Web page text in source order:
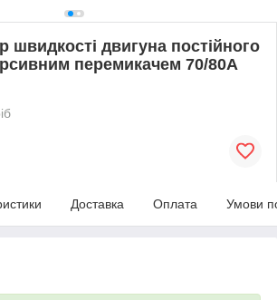
швидкості двигуна постійного
перемикачем 70/80A
Доставка Оплата Умови